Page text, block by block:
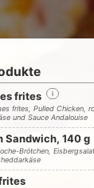
frites i
frites, Pulled Chicken,
und Sauce Andalouise
Sandwich, 140 g
Brötchen,